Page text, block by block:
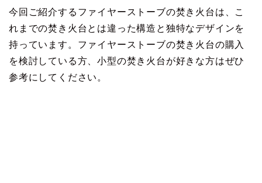
今回ご紹介するファイヤーストーブの焚き火台は、こ
れまでの焚き火台とは違った構造と独特なデザインを
持っています。ファイヤーストーブの焚き火台の購入
を検討している方、小型の焚き火台が好きな方はぜひ
参考にしてください。